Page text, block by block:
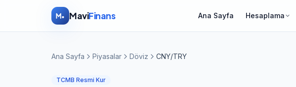
MaviFinans Ana Sayfa Hesaplama
Ana Sayfa Piyasalar Döviz CNY/TRY
TCMB Resmi Kur